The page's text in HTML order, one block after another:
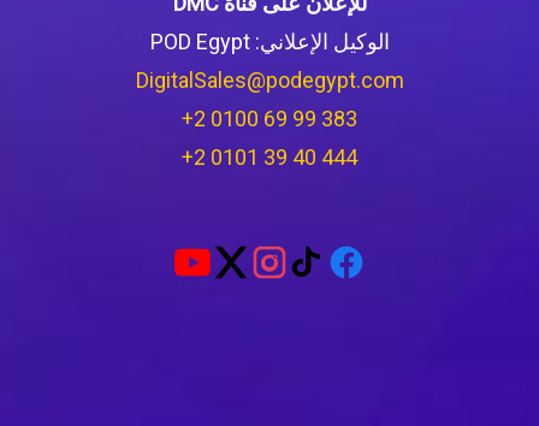
الوكيل الإعلاني: POD Egypt
DigitalSales@podegypt.com
‪+2 0100 69 99 383‬
‪+2 0101 39 40 444‬